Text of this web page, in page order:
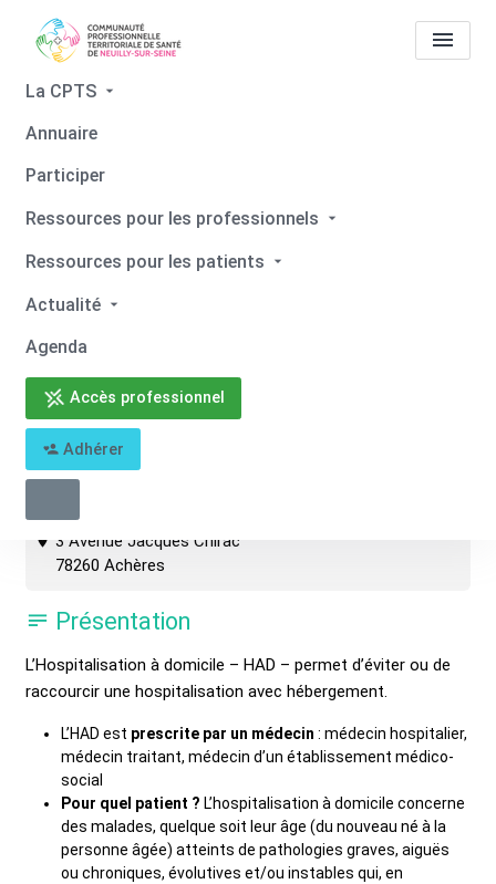
La CPTS
Annuaire
Participer
Ressources pour les professionnels
Ressources pour les patients
Actualité
Agenda
Accès professionnel
Adhérer
HAD Santé Service Pôle
Ouest
Retour
HAD Santé Service Pôle Ouest
3 Avenue Jacques Chirac
78260 Achères
Présentation
L’Hospitalisation à domicile – HAD – permet d’éviter ou de
raccourcir une hospitalisation avec hébergement.
L’HAD est prescrite par un médecin : médecin hospitalier,
médecin traitant, médecin d’un établissement médico-
social
Pour quel patient ? L’hospitalisation à domicile concerne
des malades, quelque soit leur âge (du nouveau né à la
personne âgée) atteints de pathologies graves, aiguës
ou chroniques, évolutives et/ou instables qui, en